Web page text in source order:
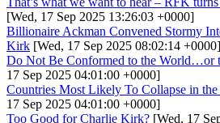
[Wed, 17 Sep 2025 13:26:03 +0000]
Billionaire Ackman Convened Stormy
Kirk [Wed, 17 Sep 2025 08:02:14 +0000]
Do Not Be Conformed to the World…or
17 Sep 2025 04:01:00 +0000]
Countries Most Likely To Collapse in
17 Sep 2025 04:01:00 +0000]
Too Good for Charlie Kirk? [Wed, 17